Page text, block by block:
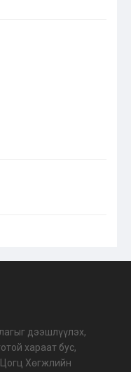
дээшлүүлэх,
хараат бус,
Хөгжлийн